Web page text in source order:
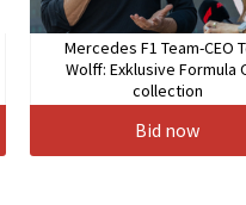
Mercedes F1 Team-CEO
Wolff: Exklusive Formula
collection
Bid now